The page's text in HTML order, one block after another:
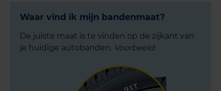
Waar vind ik mijn bandenmaat?
De juiste maat is te vinden op de zijkant van
je huidige autobanden. Voorbeeld: